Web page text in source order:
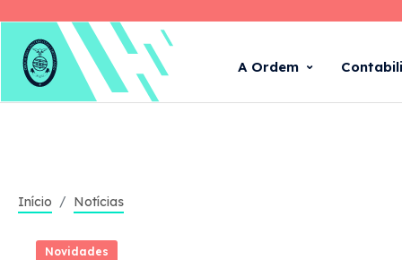
A Ordem
Início Notícias
Novidades